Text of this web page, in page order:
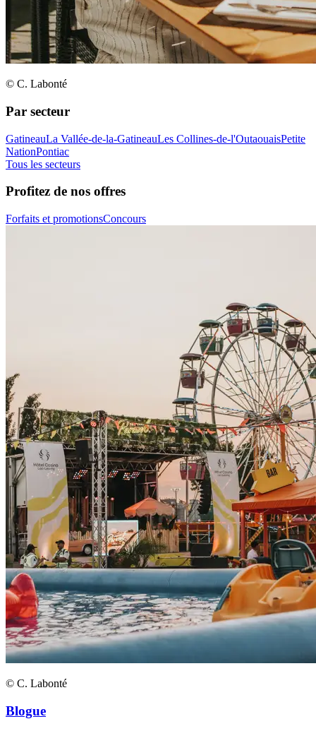
© C. Labonté
Par secteur
GatineauLa Vallée-de-la-GatineauLes Collines-de-l'OutaouaisPetite
NationPontiac
Tous les secteurs
Profitez de nos offres
Forfaits et promotionsConcours
© C. Labonté
Blogue